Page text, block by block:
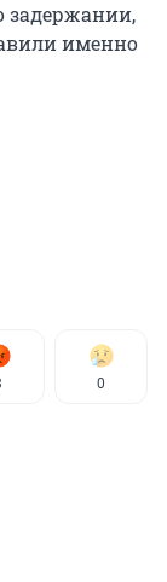
задержании,
именно
0